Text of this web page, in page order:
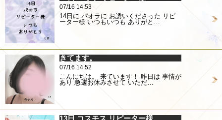
07/16 14:53
14日に パオラに お誘いくださった リピ
ーター様 いつもいつも ありがと…
きてます。
07/16 14:52
こんにちは。 来ています！ 昨日は 事情が
あり 急遽お休みさせて いただ…